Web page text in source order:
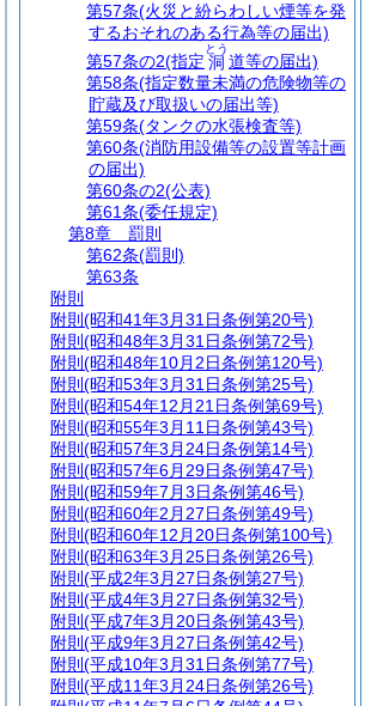
第57条(火災と紛らわしい煙等を発
するおそれのある行為等の届出)
第57条の2(指定 洞
とう
道等の届出)
第58条(指定数量未満の危険物等の
貯蔵及び取扱いの届出等)
第59条(タンクの水張検査等)
第60条(消防用設備等の設置等計画
の届出)
第60条の2(公表)
第61条(委任規定)
第8章
罰則
第62条(罰則)
第63条
附則
附則 (昭和41年3月31日条例第20号)
附則 (昭和48年3月31日条例第72号)
附則 (昭和48年10月2日条例第120号)
附則 (昭和53年3月31日条例第25号)
附則 (昭和54年12月21日条例第69号)
附則 (昭和55年3月11日条例第43号)
附則 (昭和57年3月24日条例第14号)
附則 (昭和57年6月29日条例第47号)
附則 (昭和59年7月3日条例第46号)
附則 (昭和60年2月27日条例第49号)
附則 (昭和60年12月20日条例第100号)
附則 (昭和63年3月25日条例第26号)
附則 (平成2年3月27日条例第27号)
附則 (平成4年3月27日条例第32号)
附則 (平成7年3月20日条例第43号)
附則 (平成9年3月27日条例第42号)
附則 (平成10年3月31日条例第77号)
附則 (平成11年3月24日条例第26号)